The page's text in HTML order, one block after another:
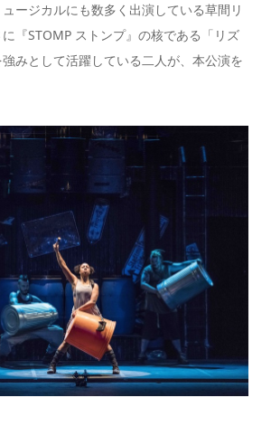
ージカルにも数多く出演している草間リ
『STOMP ストンプ』の核である「リズ
みとして活躍している二人が、本公演を